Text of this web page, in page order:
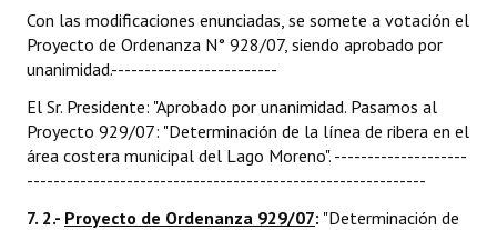
Con las modificaciones enunciadas, se somete a votación el
Proyecto de Ordenanza N° 928/07, siendo aprobado por
unanimidad.-------------------------
El Sr. Presidente: "Aprobado por unanimidad. Pasamos al
Proyecto 929/07: "Determinación de la línea de ribera en el
área costera municipal del Lago Moreno". --------------------
------------------------------------------------------------
7. 2.- Proyecto de Ordenanza 929/07: "Determinación de